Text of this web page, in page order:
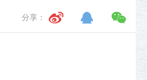
分享：